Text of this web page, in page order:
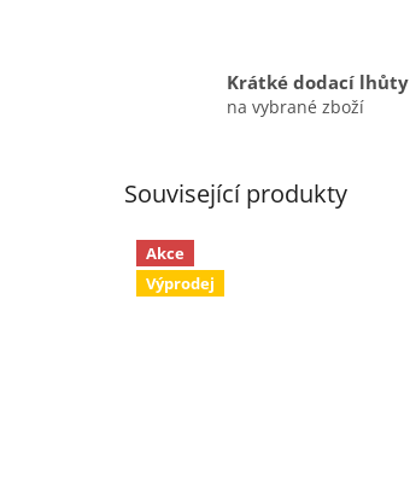
Krátké dodací lhůty
na vybrané zboží
Související produkty
Akce
Výprodej